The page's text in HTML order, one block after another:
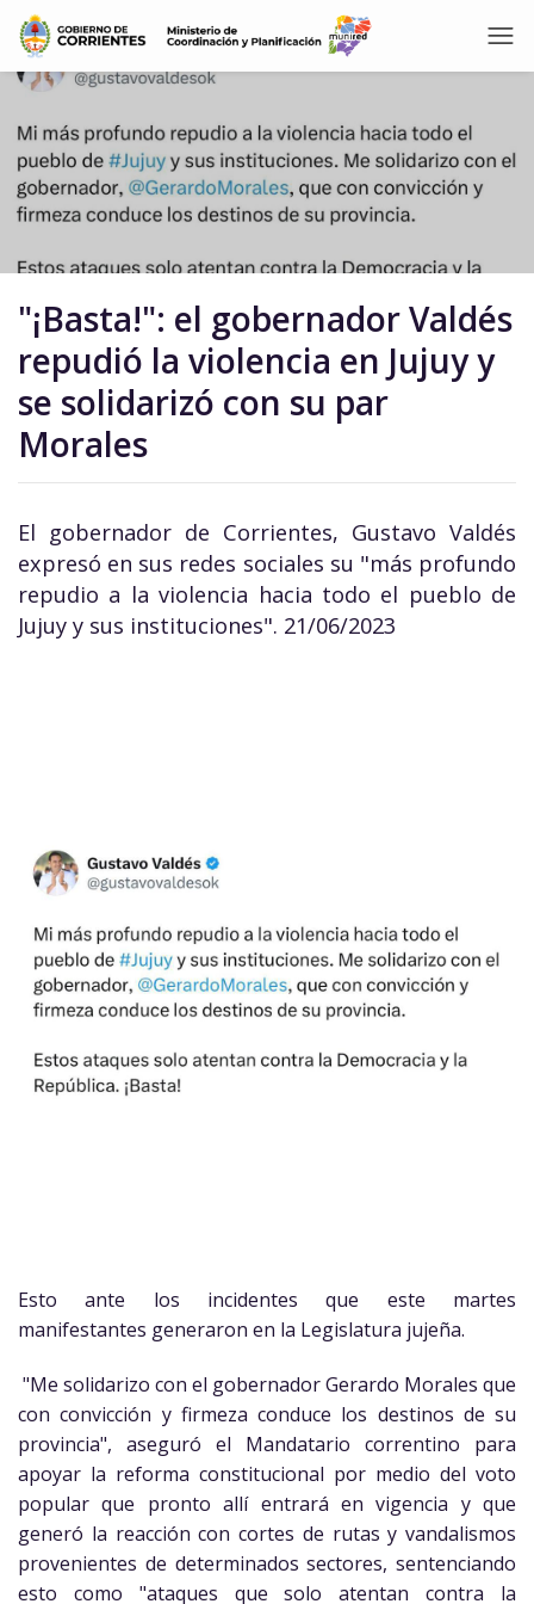
"¡Basta!": el gobernador Valdés
repudió la violencia en Jujuy y
se solidarizó con su par
Morales
El gobernador de Corrientes, Gustavo Valdés
expresó en sus redes sociales su "más profundo
repudio a la violencia hacia todo el pueblo de
Jujuy y sus instituciones". 21/06/2023
Esto ante los incidentes que este martes
manifestantes generaron en la Legislatura jujeña.
"Me solidarizo con el gobernador Gerardo Morales que
con convicción y firmeza conduce los destinos de su
provincia", aseguró el Mandatario correntino para
apoyar la reforma constitucional por medio del voto
popular que pronto allí entrará en vigencia y que
generó la reacción con cortes de rutas y vandalismos
provenientes de determinados sectores, sentenciando
esto como "ataques que solo atentan contra la